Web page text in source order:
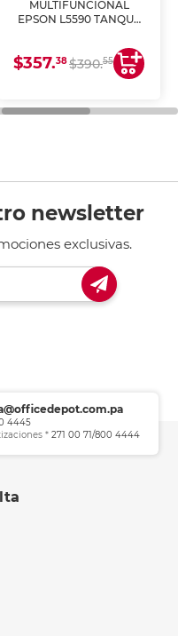
MULTIFUNCIONAL
EPSON L5590 TANQUE
COPIA Y ESCANEA)
$357.38$390.55
newsletter
exclusivas.
4445
* 271 00 71/800 4444